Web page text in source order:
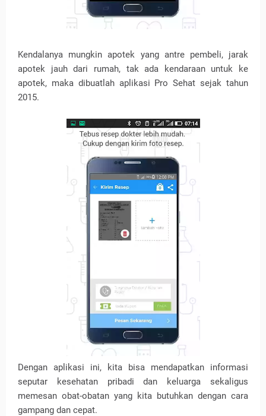
Kendalanya mungkin apotek yang antre pembeli, jarak
apotek jauh dari rumah, tak ada kendaraan untuk ke
apotek, maka dibuatlah aplikasi Pro Sehat sejak tahun
2015.
Dengan aplikasi ini, kita bisa mendapatkan informasi
seputar kesehatan pribadi dan keluarga sekaligus
memesan obat-obatan yang kita butuhkan dengan cara
gampang dan cepat.